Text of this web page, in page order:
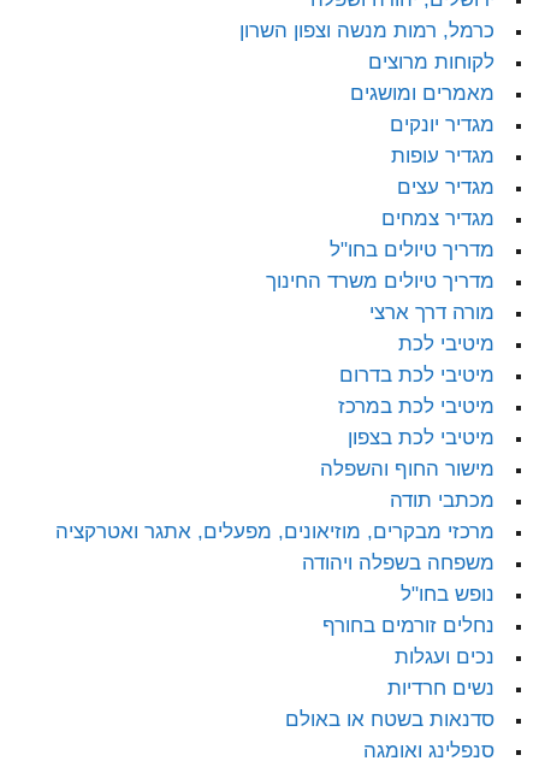
כרמל, רמות מנשה וצפון השרון
לקוחות מרוצים
מאמרים ומושגים
מגדיר יונקים
מגדיר עופות
מגדיר עצים
מגדיר צמחים
מדריך טיולים בחו"ל
מדריך טיולים משרד החינוך
מורה דרך ארצי
מיטיבי לכת
מיטיבי לכת בדרום
מיטיבי לכת במרכז
מיטיבי לכת בצפון
מישור החוף והשפלה
מכתבי תודה
מרכזי מבקרים, מוזיאונים, מפעלים, אתגר ואטרקציה
משפחה בשפלה ויהודה
נופש בחו"ל
נחלים זורמים בחורף
נכים ועגלות
נשים חרדיות
סדנאות בשטח או באולם
סנפלינג ואומגה